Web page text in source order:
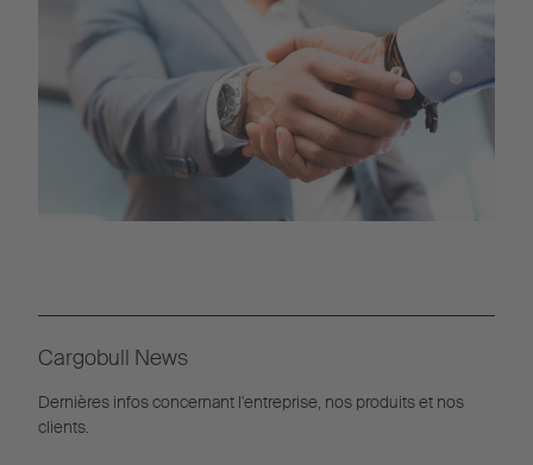
Cargobull News
Dernières infos concernant l'entreprise, nos produits et nos
clients.